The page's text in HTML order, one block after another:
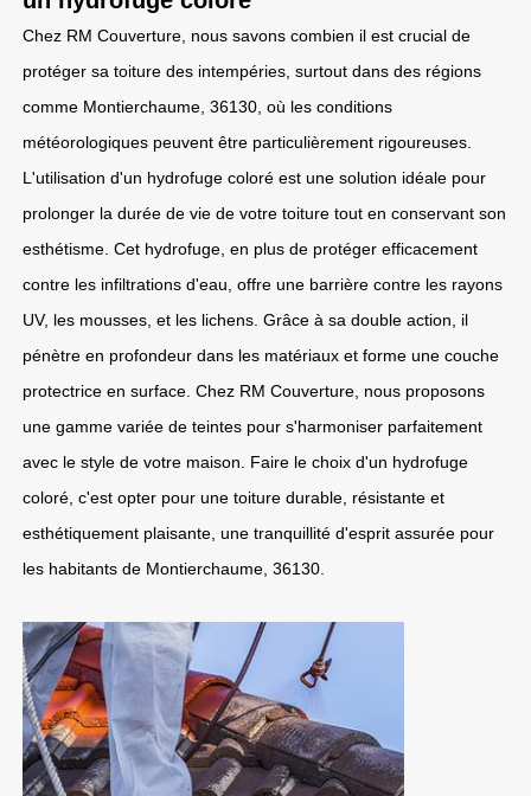
Chez RM Couverture, nous savons combien il est crucial de
protéger sa toiture des intempéries, surtout dans des régions
comme Montierchaume, 36130, où les conditions
météorologiques peuvent être particulièrement rigoureuses.
L'utilisation d'un hydrofuge coloré est une solution idéale pour
prolonger la durée de vie de votre toiture tout en conservant son
esthétisme. Cet hydrofuge, en plus de protéger efficacement
contre les infiltrations d'eau, offre une barrière contre les rayons
UV, les mousses, et les lichens. Grâce à sa double action, il
pénètre en profondeur dans les matériaux et forme une couche
protectrice en surface. Chez RM Couverture, nous proposons
une gamme variée de teintes pour s'harmoniser parfaitement
avec le style de votre maison. Faire le choix d'un hydrofuge
coloré, c'est opter pour une toiture durable, résistante et
esthétiquement plaisante, une tranquillité d'esprit assurée pour
les habitants de Montierchaume, 36130.